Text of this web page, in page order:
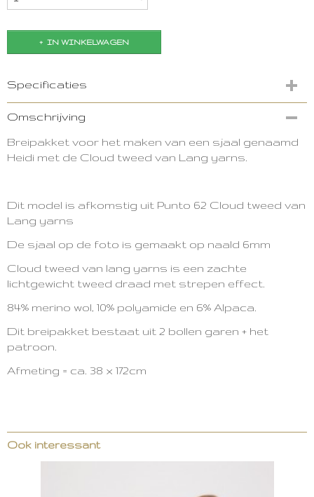
IN WINKELWAGEN
Specificaties
Omschrijving
Breipakket voor het maken van een sjaal genaamd
Heidi met de Cloud tweed van Lang yarns.
Dit model is afkomstig uit Punto 62 Cloud tweed van
Lang yarns
De sjaal op de foto is gemaakt op naald 6mm
Cloud tweed van lang yarns is een zachte
lichtgewicht tweed draad met strepen effect.
84% merino wol, 10% polyamide en 6% Alpaca.
Dit breipakket bestaat uit 2 bollen garen + het
patroon.
Afmeting = ca. 38 x 172cm
Ook interessant